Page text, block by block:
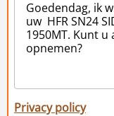
Privacy policy